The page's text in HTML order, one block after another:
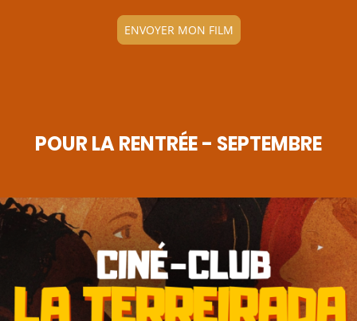
ENVOYER MON FILM
POUR LA RENTRÉE - SEPTEMBRE